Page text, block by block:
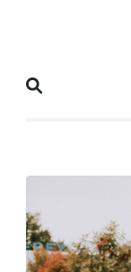
(Pressez